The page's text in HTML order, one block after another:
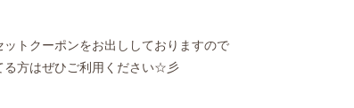
トクーポンをお出ししておりますので
る方はぜひご利用ください☆彡